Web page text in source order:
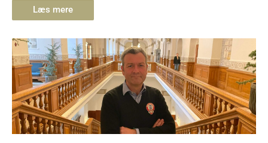
Læs mere